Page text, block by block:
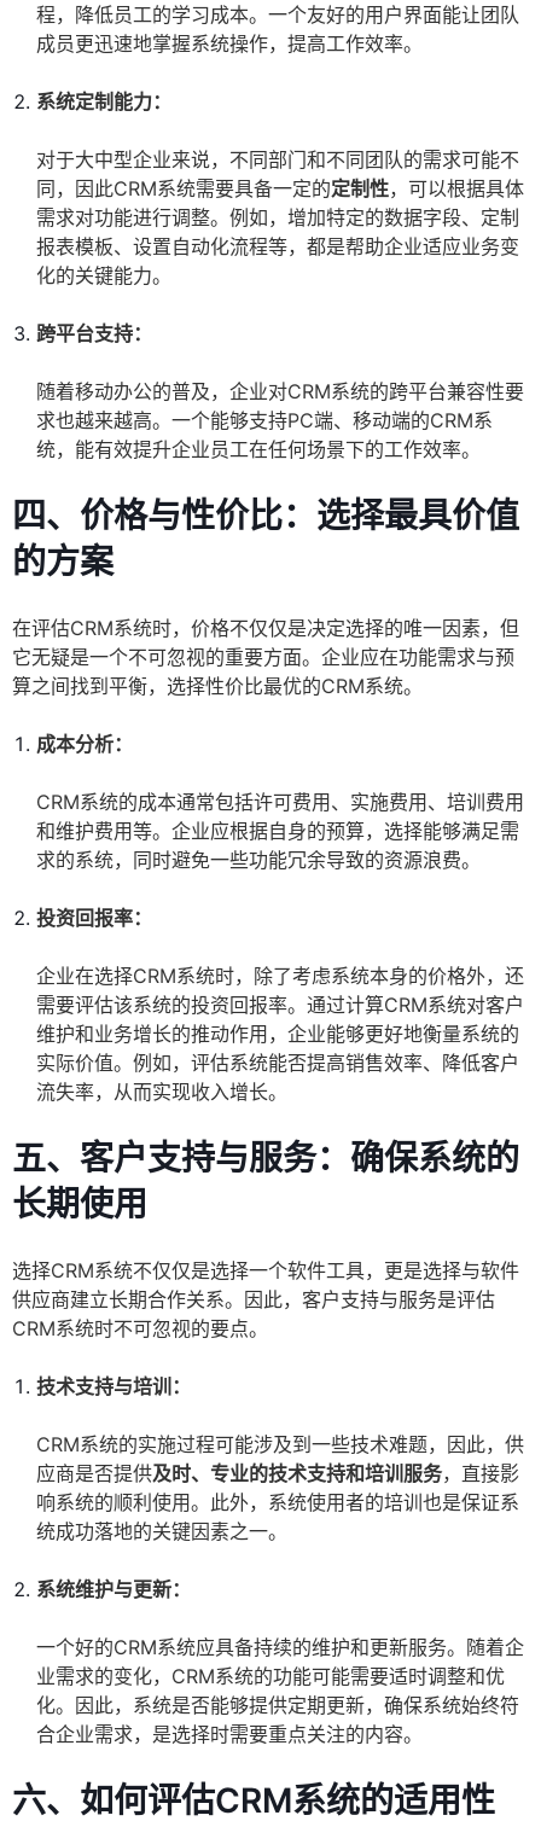
程，降低员工的学习成本。一个友好的用户界面能让团队
成员更迅速地掌握系统操作，提高工作效率。
系统定制能力：
对于大中型企业来说，不同部门和不同团队的需求可能不
同，因此CRM系统需要具备一定的定制性，可以根据具体
需求对功能进行调整。例如，增加特定的数据字段、定制
报表模板、设置自动化流程等，都是帮助企业适应业务变
化的关键能力。
跨平台支持：
随着移动办公的普及，企业对CRM系统的跨平台兼容性要
求也越来越高。一个能够支持PC端、移动端的CRM系
统，能有效提升企业员工在任何场景下的工作效率。
四、价格与性价比：选择最具价值
的方案
在评估CRM系统时，价格不仅仅是决定选择的唯一因素，但
它无疑是一个不可忽视的重要方面。企业应在功能需求与预
算之间找到平衡，选择性价比最优的CRM系统。
成本分析：
CRM系统的成本通常包括许可费用、实施费用、培训费用
和维护费用等。企业应根据自身的预算，选择能够满足需
求的系统，同时避免一些功能冗余导致的资源浪费。
投资回报率：
企业在选择CRM系统时，除了考虑系统本身的价格外，还
需要评估该系统的投资回报率。通过计算CRM系统对客户
维护和业务增长的推动作用，企业能够更好地衡量系统的
实际价值。例如，评估系统能否提高销售效率、降低客户
流失率，从而实现收入增长。
五、客户支持与服务：确保系统的
长期使用
选择CRM系统不仅仅是选择一个软件工具，更是选择与软件
供应商建立长期合作关系。因此，客户支持与服务是评估
CRM系统时不可忽视的要点。
技术支持与培训：
CRM系统的实施过程可能涉及到一些技术难题，因此，供
应商是否提供及时、专业的技术支持和培训服务，直接影
响系统的顺利使用。此外，系统使用者的培训也是保证系
统成功落地的关键因素之一。
系统维护与更新：
一个好的CRM系统应具备持续的维护和更新服务。随着企
业需求的变化，CRM系统的功能可能需要适时调整和优
化。因此，系统是否能够提供定期更新，确保系统始终符
合企业需求，是选择时需要重点关注的内容。
六、如何评估CRM系统的适用性